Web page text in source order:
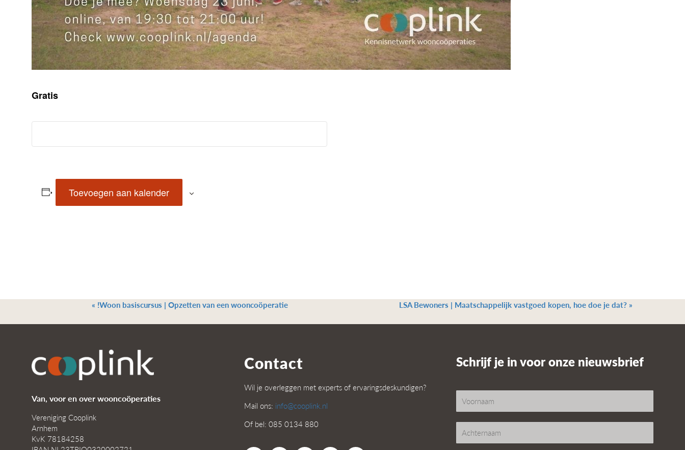
Gratis
Toevoegen aan kalender
« !Woon basiscursus | Opzetten van een wooncoöperatie LSA Bewoners | Maatschappelijk vastgoed kopen, hoe doe je dat? »
Van, voor en over wooncoöperaties
Vereniging Cooplink
Arnhem
KvK 78184258
Contact
Wil je overleggen met experts of ervaringsdeskundigen?
Mail ons: info@cooplink.nl
Of bel: 085 0134 880
Schrijf je in voor onze nieuwsbrief